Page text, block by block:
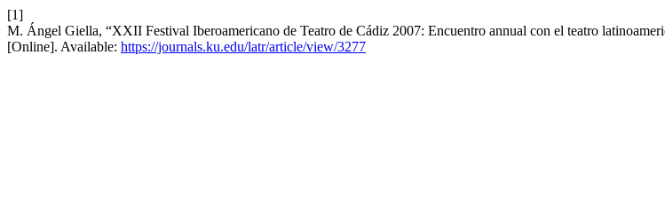
[1]
M. Ángel Giella, “XXII Festival Iberoamericano de Teatro de Cádiz 2007: Encuentro annual con el teatro
[Online]. Available: https://journals.ku.edu/latr/article/view/3277